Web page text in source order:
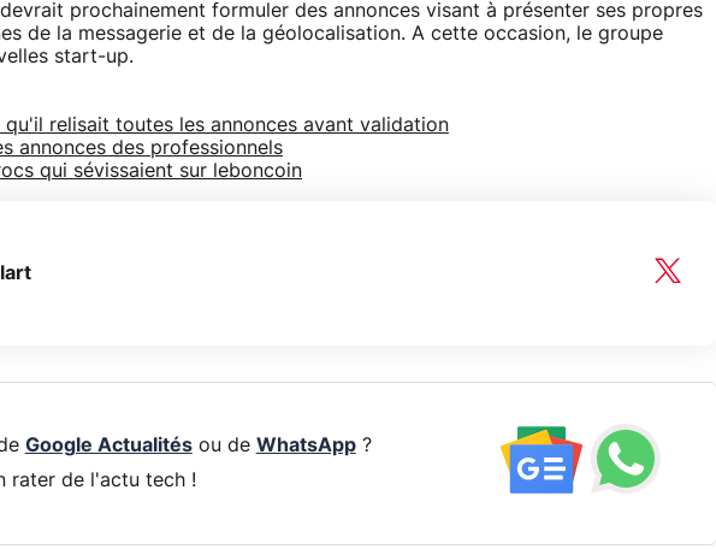
prochainement formuler des annonces visant à présenter ses propres
de la messagerie et de la géolocalisation. A cette occasion, le groupe
start-up.
relisait toutes les annonces avant validation
annonces des professionnels
qui sévissaient sur leboncoin
Google Actualitésou de WhatsApp?
rater de l'actu tech !